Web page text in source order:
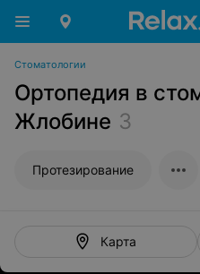
Стоматологии
Ортопедия в
Жлобине 3
Протезирование
Карта